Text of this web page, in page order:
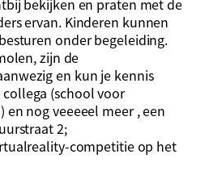
bekijken en praten met de
ervan. Kinderen kunnen
onder begeleiding.
zijn de
en kun je kennis
(school voor
en nog veeeeel meer , een
2;
competitie op het